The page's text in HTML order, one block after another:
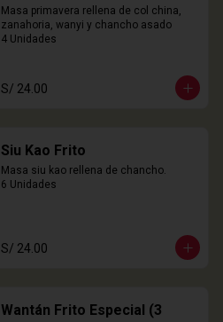
Masa primavera rellena de col china,
zanahoria, wanyi y chancho asado
4 Unidades
S/ 24.00
Siu Kao Frito
Masa siu kao rellena de chancho.
6 Unidades
S/ 24.00
Wantán Frito Especial (3